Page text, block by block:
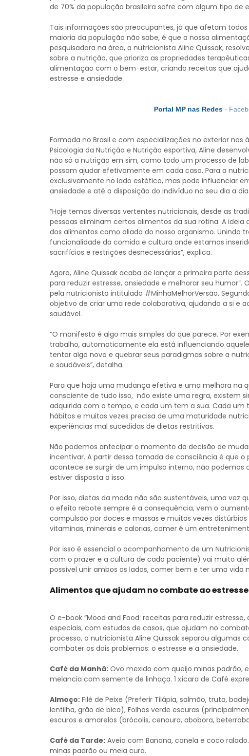
de 70% da população brasileira sofre com algum tipo de
Tais informações são preocupantes, já que afetam
maioria da população não sabe, é que a nossa
pesquisadora na área, a nutricionista Aline Quissak,
sobre a nutrição, que prioriza as propriedades
alimentação com o bem-estar, criando receitas que
estresse e ansiedade.
Portal MP nas Redes -
Formada no Brasil e com especializações no exterior nas
Psicologia da Nutrição e Nutrição esportiva, Aline
não só a nutrição em sim, como todo um processo de
possam ajudar efetivamente em cada caso. Para a
exclusivamente no lado estético, mas pode influenciar
ansiedade e até a disposição do indivíduo no seu dia a dia.
“Hoje temos diversas vertentes nutricionais, desde as
pessoas eliminam certos alimentos da sua rotina. A
dos alimentos como aliada do nosso organismo. Unindo
funcionalidade da comida e cultura onde estamos
sacrifícios e restrições desnecessárias”, explica.
Agora, Aline Quissak acaba de lançar a primeira parte
para reduzir estresse, ansiedade e melhorar seu
pela nutricionista intitulado #MinhaMelhorVersão.
objetivo de criar uma rede colaborativa, ajudando a si e
saudável.
“O manifesto é algo mais simples do que parece. Por
trabalho, automaticamente ela está influenciando
tentar algo novo e quebrar seus paradigmas sobre a
e saudáveis”, detalha.
Para que haja uma mudança efetiva e uma melhora na
consciente de tudo isso, não existe uma regra, existem
adquirida com o tempo, e cada um tem a sua. Cada
hábitos e muitas vezes precisa de uma maturidade
experiências mal sucedidas de dietas restritivas.
Não podemos antecipar o momento da decisão de
incentivar. A partir dessa tomada de consciência é que o
acontece se surgir de um impulso interno, não podemos
estiver disposta a isso.
Por isso, dietas da moda não são sustentáveis, uma
o efeito rebote sempre é a consequência, vem o
compulsão por doces e massas e muitas vezes
vitaminas, minerais e calorias, comer é um
Por isso é essencial o acompanhamento de um
com o prazer e a cultura de cada paciente) vai muito
possível unir ambos os lados, comer bem e ter uma vida
Alimentos que ajudam no combate ao
O e-book “Mood and Food: receitas para reduzir
especiais, com estudos de casos, que ajudam no
processo, a nutricionista Aline Quissak separou
combater os dois problemas: o estresse e a ansiedade.
Café da Manhã: Ovo mexido com queijo minas padrão,
melancia com semente de linhaça. 1 xícara de Café
Almoço: Filé de Peixe (Preferir Tilápia, salmão, truta,
lentilha, grão de bico), Folhas verde escuras
escuros e amarelos (brócolis, cenoura, abobora,
Café da Tarde: Aveia com Banana, canela e coco
minas padrão ou meia cura.